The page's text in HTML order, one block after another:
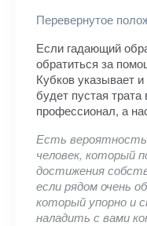
Перевернутое
Если гадающий
обратиться за
Кубков указывает
будет пустая
профессионал, а
Есть
человек, который
достижения
если рядом очень
который упорно и
наладить с вами